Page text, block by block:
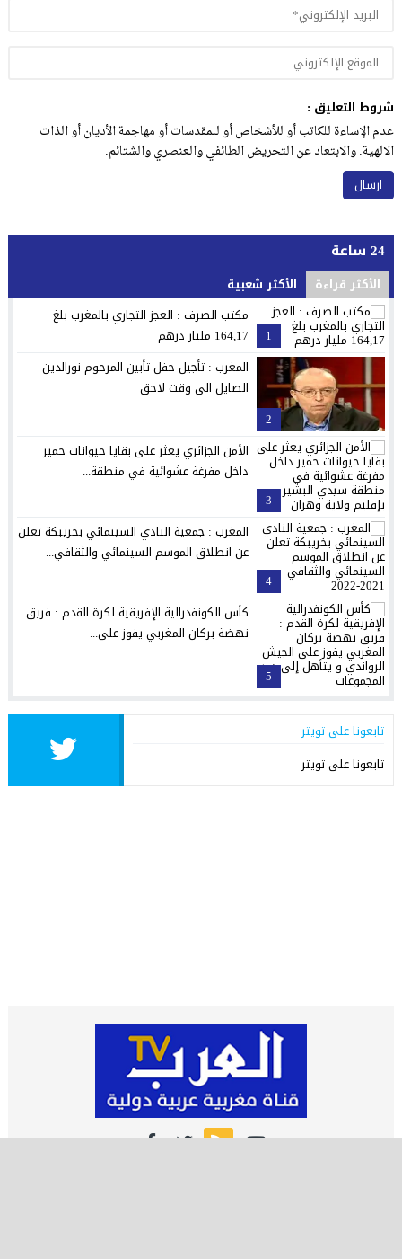
شروط التعليق :
عدم الإساءة للكاتب أو للأشخاص أو للمقدسات أو مهاجمة الأديان أو الذات
الالهية. والابتعاد عن التحريض الطائفي والعنصري والشتائم.
24 ساعة
الأكثر قراءة الأكثر شعبية
1
مكتب الصرف : العجز التجاري بالمغرب بلغ
164,17 مليار درهم
2
المغرب : تأجيل حفل تأبين المرحوم نورالدين
الصايل الى وقت لاحق
3
الأمن الجزائري يعثر على بقايا حيوانات حمير
داخل مفرغة عشوائية في منطقة...
4
المغرب : جمعية النادي السينمائي بخريبكة تعلن
عن انطلاق الموسم السينمائي والثقافي...
5
كأس الكونفدرالية الإفريقية لكرة القدم : فريق
نهضة بركان المغربي يفوز على...
تابعونا على تويتر
تابعونا على تويتر